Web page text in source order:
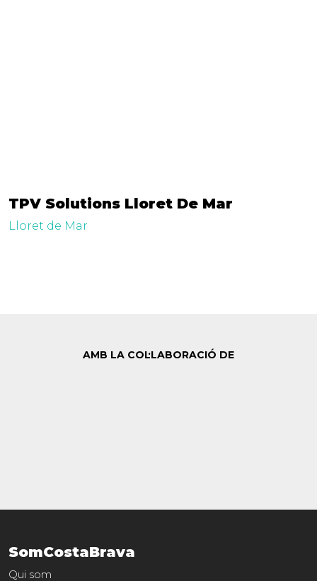
TPV Solutions Lloret De Mar
Lloret de Mar
AMB LA COL·LABORACIÓ DE
SomCostaBrava
Qui som